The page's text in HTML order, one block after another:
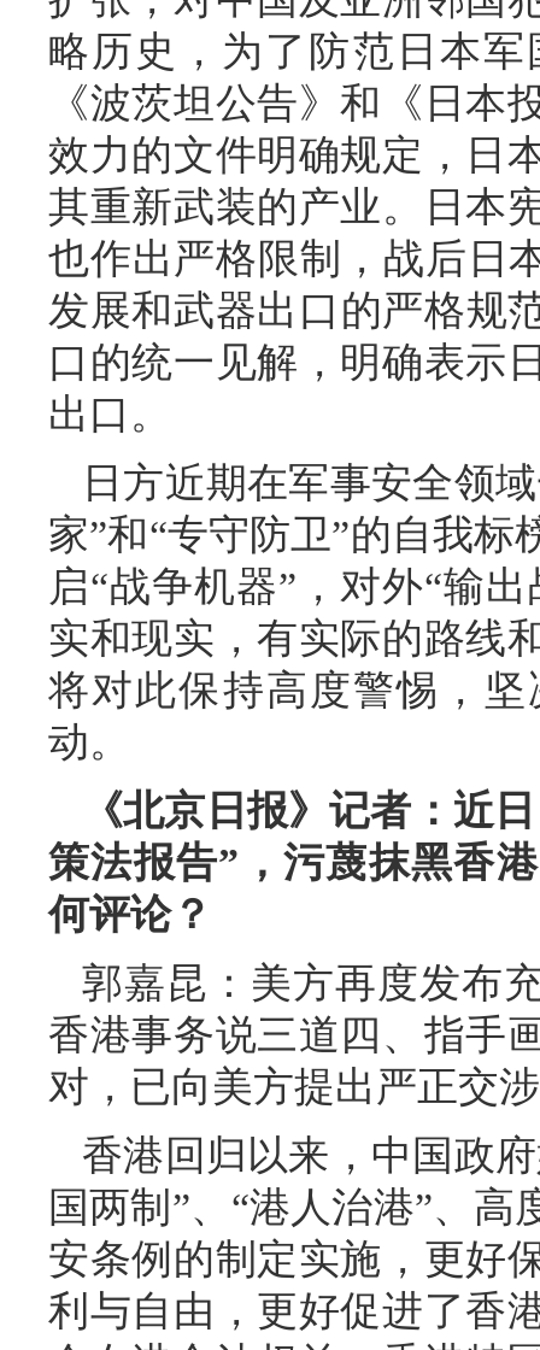
略历史，为了防范日本
《波茨坦公告》和《日本
效力的文件明确规定，日
其重新武装的产业。日本
也作出严格限制，战后日
发展和武器出口的严格规
口的统一见解，明确表示
出口。
日方近期在军事安全领
家”和“专守防卫”的自我
启“战争机器”，对外“输
实和现实，有实际的路线
将对此保持高度警惕，
动。
《北京日报》记者：近
策法报告”，污蔑抹黑香
何评论？
郭嘉昆：美方再度发布
香港事务说三道四、指手
对，已向美方提出严正交
香港回归以来，中国政
国两制”、“港人治港”、
安条例的制定实施，更好
利与自由，更好促进了香